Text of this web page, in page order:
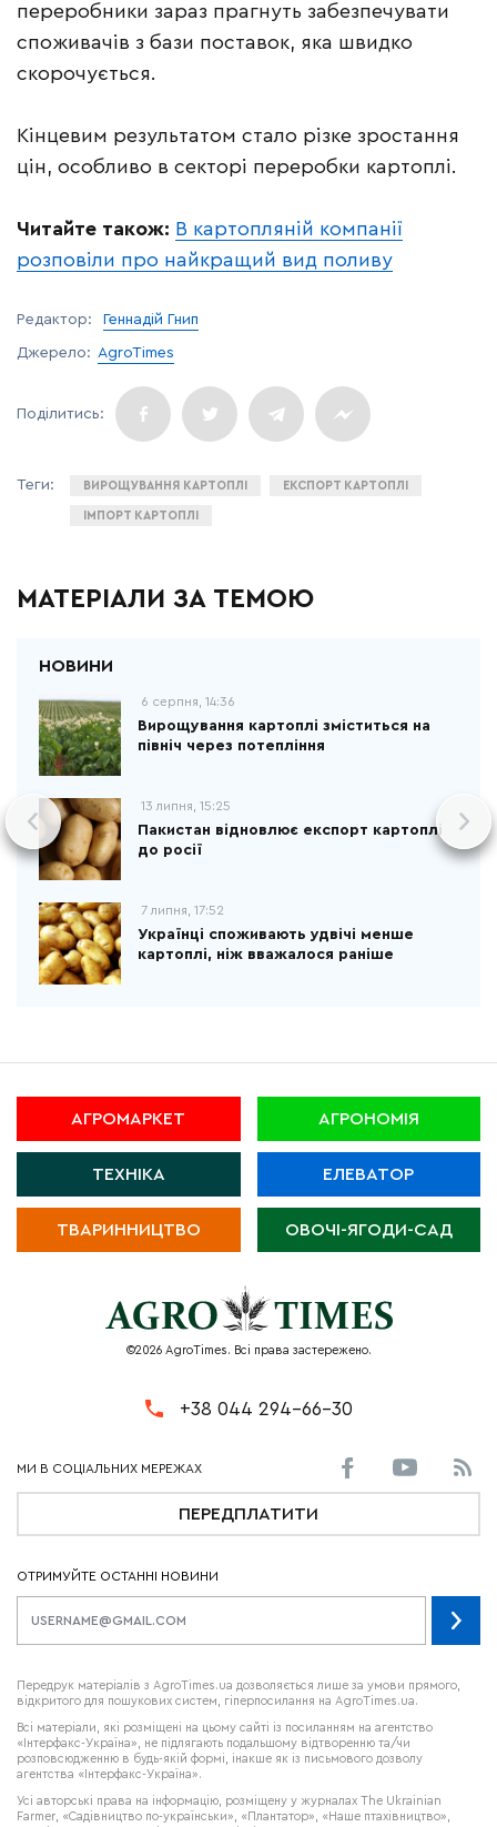
переробники зараз прагнуть забезпечувати
споживачів з бази поставок, яка швидко
скорочується.
Кінцевим результатом стало різке зростання
цін, особливо в секторі переробки картоплі.
Читайте також: В картопляній компанії
розповіли про найкращий вид поливу
Редактор: Геннадій Гнип
Джерело: AgroTimes
ВИРОЩУВАННЯ КАРТОПЛІ ЕКСПОРТ КАРТОПЛІ
ІМПОРТ КАРТОПЛІ
МАТЕРІАЛИ ЗА ТЕМОЮ
6 серпня, 14:36
Вирощування картоплі зміститься на
північ через потепління
13 липня, 15:25
Пакистан відновлює експорт картоплі
до росії
7 липня, 17:52
Українці споживають удвічі менше
картоплі, ніж вважалося раніше
АГРОМАРКЕТ АГРОНОМІЯ
ТЕХНІКА ЕЛЕВАТОР
ТВАРИННИЦТВО ОВОЧІ-ЯГОДИ-САД
©2026 AgroTimes. Всі права застережено.
+38 044 294-66-30
ПЕРЕДПЛАТИТИ
ОТРИМУЙТЕ ОСТАННІ НОВИНИ
Передрук матеріалів з AgroTimes.ua дозволяється лише за умови прямого,
відкритого для пошукових систем, гіперпосилання на AgroTimes.ua.
Всі матеріали, які розміщені на цьому сайті із посиланням на агентство
«Інтерфакс-Україна», не підлягають подальшому відтворенню та/чи
розповсюдженню в будь-якій формі, інакше як із письмового дозволу
агентства «Інтерфакс-Україна».
Усі авторські права на інформацію, розміщену у журналах The Ukrainian
Farmer, «Садівництво по-українськи», «Плантатор», «Наше птахівництво»,